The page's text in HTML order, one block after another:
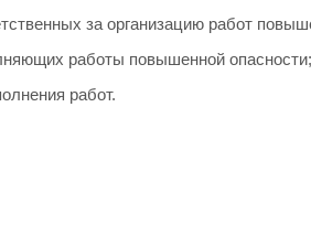
за организацию работ
работы повышенной опасности;
работ.